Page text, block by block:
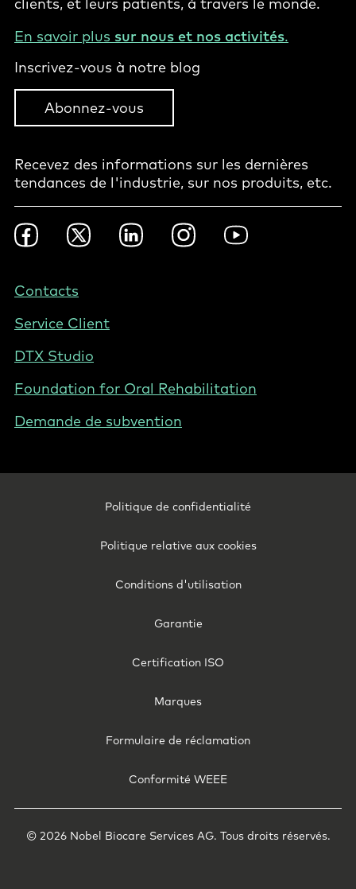
En savoir plus sur nous et nos activités.
Inscrivez-vous à notre blog
Abonnez-vous
Recevez des informations sur les dernières
tendances de l'industrie, sur nos produits, etc.
Footer
Social
BE
FacebookTwitter LinkedInInstagramYouTube
Footer
Belgium
Contacts
Service Client
DTX Studio
Foundation for Oral Rehabilitation
Demande de subvention
Politique de confidentialité
Politique relative aux cookies
Conditions d'utilisation
Garantie
Certification ISO
Marques
Formulaire de réclamation
Conformité WEEE
© 2026 Nobel Biocare Services AG. Tous droits réservés.